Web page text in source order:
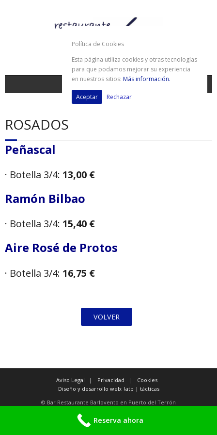
CARTA ONLINE
ENGLISH
DEUTSCHE
NEDERLANDS
ROSADOS
Peñascal
· Botella 3/4: 13,00 €
Ramón Bilbao
· Botella 3/4: 15,40 €
Aire Rosé de Protos
· Botella 3/4: 16,75 €
VOLVER
Aviso Legal Privacidad
Cookies
Diseño y desarrollo web: !atp | tácticas
© Bar Restaurante Barlovento en Puerto del Terrón
Reserva ahora
Política de Cookies
Esta página utiliza cookies y otras tecnologías
para que podamos mejorar su experiencia
en nuestros sitios: Más información.
Aceptar Rechazar